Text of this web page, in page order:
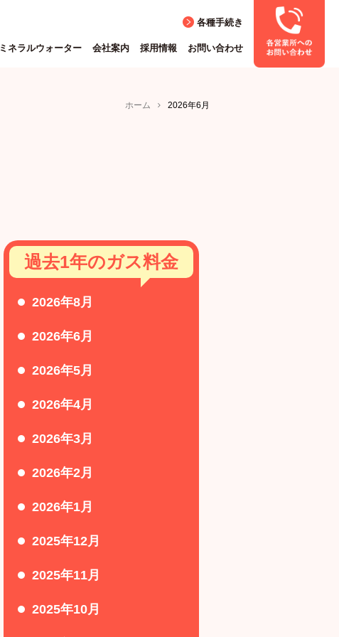
各種手続き
ミネラルウォーター 会社案内 採用情報 お問い合わせ
ホーム 2026年6月
過去1年のガス料金
2026年8月
2026年6月
2026年5月
2026年4月
2026年3月
2026年2月
2026年1月
2025年12月
2025年11月
2025年10月